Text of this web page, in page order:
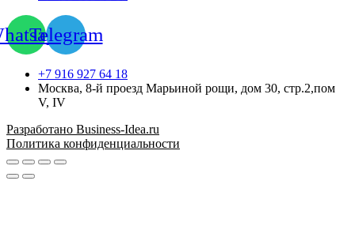
Telegram
+7 916 927 64 18
Москва, 8-й проезд Марьиной рощи, дом 30, стр.2,пом
V, IV
Разработано Business-Idea.ru
Политика конфиденциальности